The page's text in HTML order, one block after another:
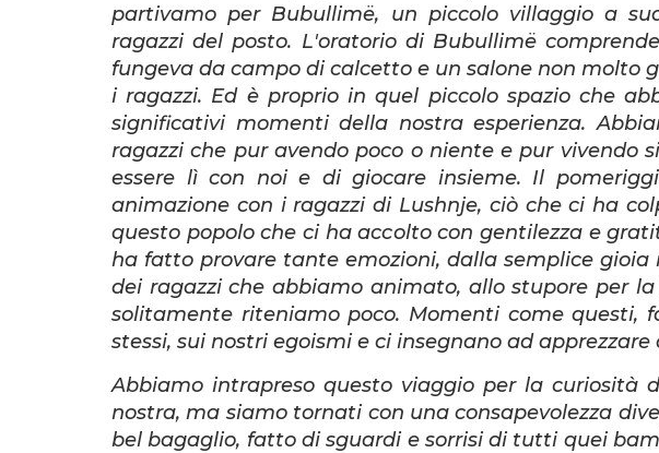
partivamo per Bubullimë, un piccolo villaggio a
ragazzi del posto. L'oratorio di Bubullimë
fungeva da campo di calcetto e un salone non molto
i ragazzi. Ed è proprio in quel piccolo spazio che
significativi momenti della nostra esperienza.
ragazzi che pur avendo poco o niente e pur vivendo
essere lì con noi e di giocare insieme. Il
animazione con i ragazzi di Lushnje, ciò che ci ha
questo popolo che ci ha accolto con gentilezza e
ha fatto provare tante emozioni, dalla semplice gioia
dei ragazzi che abbiamo animato, allo stupore per
solitamente riteniamo poco. Momenti come questi,
stessi, sui nostri egoismi e ci insegnano ad
Abbiamo intrapreso questo viaggio per la curiosità
nostra, ma siamo tornati con una consapevolezza
bel bagaglio, fatto di sguardi e sorrisi di tutti quei